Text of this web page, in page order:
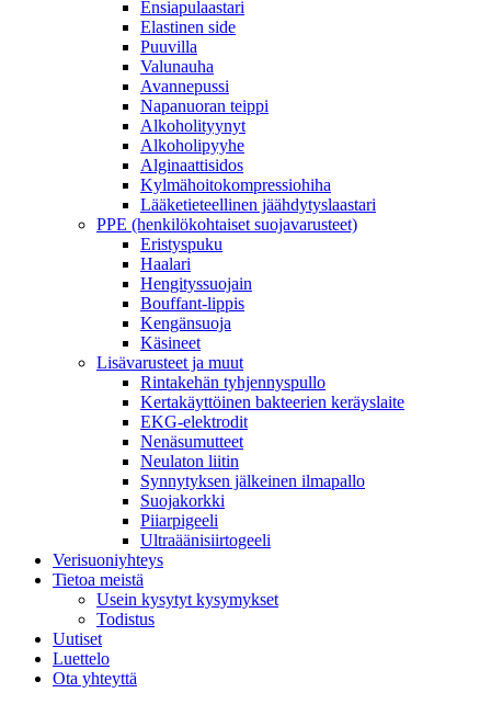
Ensiapulaastari
Elastinen side
Puuvilla
Valunauha
Avannepussi
Napanuoran teippi
Alkoholityynyt
Alkoholipyyhe
Alginaattisidos
Kylmähoitokompressiohiha
Lääketieteellinen jäähdytyslaastari
PPE (henkilökohtaiset suojavarusteet)
Eristyspuku
Haalari
Hengityssuojain
Bouffant-lippis
Kengänsuoja
Käsineet
Lisävarusteet ja muut
Rintakehän tyhjennyspullo
Kertakäyttöinen bakteerien keräyslaite
EKG-elektrodit
Nenäsumutteet
Neulaton liitin
Synnytyksen jälkeinen ilmapallo
Suojakorkki
Piiarpigeeli
Ultraäänisiirtogeeli
Verisuoniyhteys
Tietoa meistä
Usein kysytyt kysymykset
Todistus
Uutiset
Luettelo
Ota yhteyttä